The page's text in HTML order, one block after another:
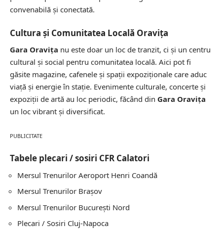
convenabilă și conectată.
Cultura și Comunitatea Locală Oravița
Gara Oravița nu este doar un loc de tranzit, ci și un centru
cultural și social pentru comunitatea locală. Aici pot fi
găsite magazine, cafenele și spații expoziționale care aduc
viață și energie în stație. Evenimente culturale, concerte și
expoziții de artă au loc periodic, făcând din Gara Oravița
un loc vibrant și diversificat.
PUBLICITATE
Tabele plecari / sosiri CFR Calatori
Mersul Trenurilor Aeroport Henri Coandă
Mersul Trenurilor Brașov
Mersul Trenurilor București Nord
Plecari / Sosiri Cluj-Napoca